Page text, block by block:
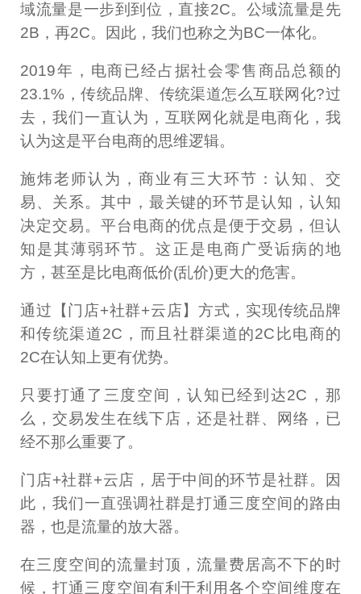
域流量是一步到到位，直接2C。公域流量是先
2B，再2C。因此，我们也称之为BC一体化。
2019年，电商已经占据社会零售商品总额的
23.1%，传统品牌、传统渠道怎么互联网化?过
去，我们一直认为，互联网化就是电商化，我
认为这是平台电商的思维逻辑。
施炜老师认为，商业有三大环节：认知、交
易、关系。其中，最关键的环节是认知，认知
决定交易。平台电商的优点是便于交易，但认
知是其薄弱环节。这正是电商广受诟病的地
方，甚至是比电商低价(乱价)更大的危害。
通过【门店+社群+云店】方式，实现传统品牌
和传统渠道2C，而且社群渠道的2C比电商的
2C在认知上更有优势。
只要打通了三度空间，认知已经到达2C，那
么，交易发生在线下店，还是社群、网络，已
经不那么重要了。
门店+社群+云店，居于中间的环节是社群。因
此，我们一直强调社群是打通三度空间的路由
器，也是流量的放大器。
在三度空间的流量封顶，流量费居高不下的时
候，打通三度空间有利于利用各个空间维度在